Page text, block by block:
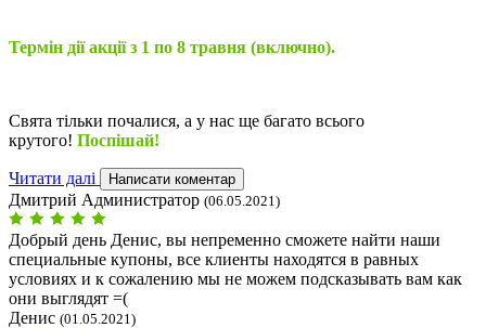
Термін дії акції з 1 по 8 травня (включно).
Свята тільки почалися, а у нас ще багато всього
крутого! Поспішай!
Читати далі Написати коментар
Дмитрий Администратор (06.05.2021)
Добрый день Денис, вы непременно сможете найти наши
специальные купоны, все клиенты находятся в равных
условиях и к сожалению мы не можем подсказывать вам как
они выглядят =(
Денис (01.05.2021)